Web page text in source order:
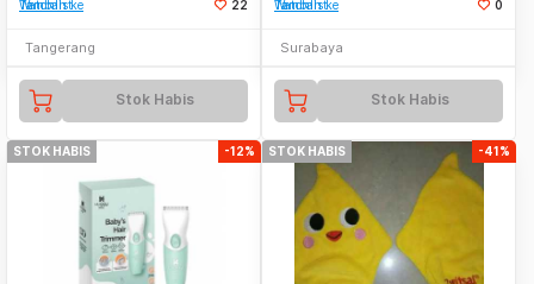
Tambah ke Watchlist 22
Tangerang
Stok Habis
Tambah ke Watchlist 0
Surabaya
Stok Habis
STOK HABIS -12% STOK HABIS -41%